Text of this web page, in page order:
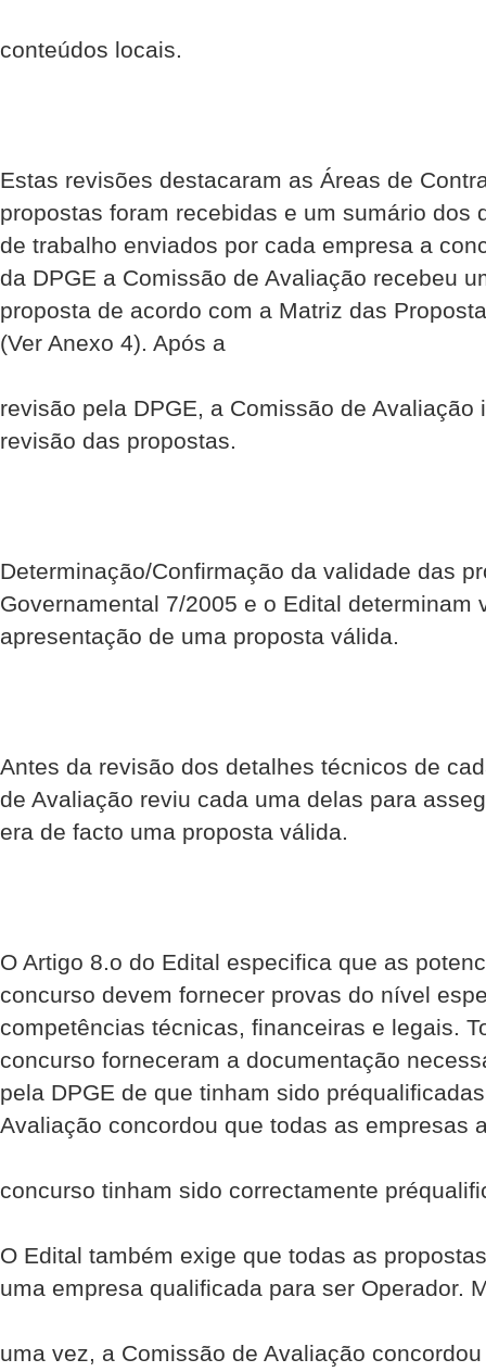
conteúdos locais.
Estas revisões destacaram as Áreas de
propostas foram recebidas e um sumário dos
de trabalho enviados por cada empresa a
da DPGE a Comissão de Avaliação recebeu
proposta de acordo com a Matriz das
(Ver Anexo 4). Após a
revisão pela DPGE, a Comissão de Avaliação
revisão das propostas.
Determinação/Confirmação da validade das
Governamental 7/2005 e o Edital determinam
apresentação de uma proposta válida.
Antes da revisão dos detalhes técnicos de
de Avaliação reviu cada uma delas para
era de facto uma proposta válida.
O Artigo 8.o do Edital especifica que as
concurso devem fornecer provas do nível
competências técnicas, financeiras e legais.
concurso forneceram a documentação
pela DPGE de que tinham sido
Avaliação concordou que todas as empresas
concurso tinham sido correctamente
O Edital também exige que todas as
uma empresa qualificada para ser Operador.
uma vez, a Comissão de Avaliação